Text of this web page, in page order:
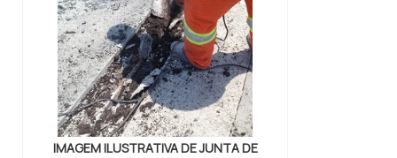
IMAGEM ILUSTRATIVA DE JUNTA DE